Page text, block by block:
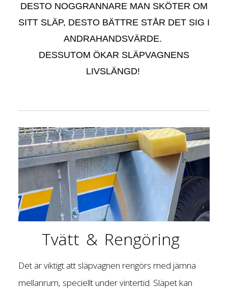
DESTO NOGGRANNARE MAN SKÖTER OM
SITT SLÄP, DESTO BÄTTRE STÅR DET SIG I
ANDRAHANDSVÄRDE.
DESSUTOM ÖKAR SLÄPVAGNENS
LIVSLÄNGD!
Tvätt & Rengöring
Det är viktigt att släpvagnen rengörs med jämna
mellanrum, speciellt under vintertid. Släpet kan